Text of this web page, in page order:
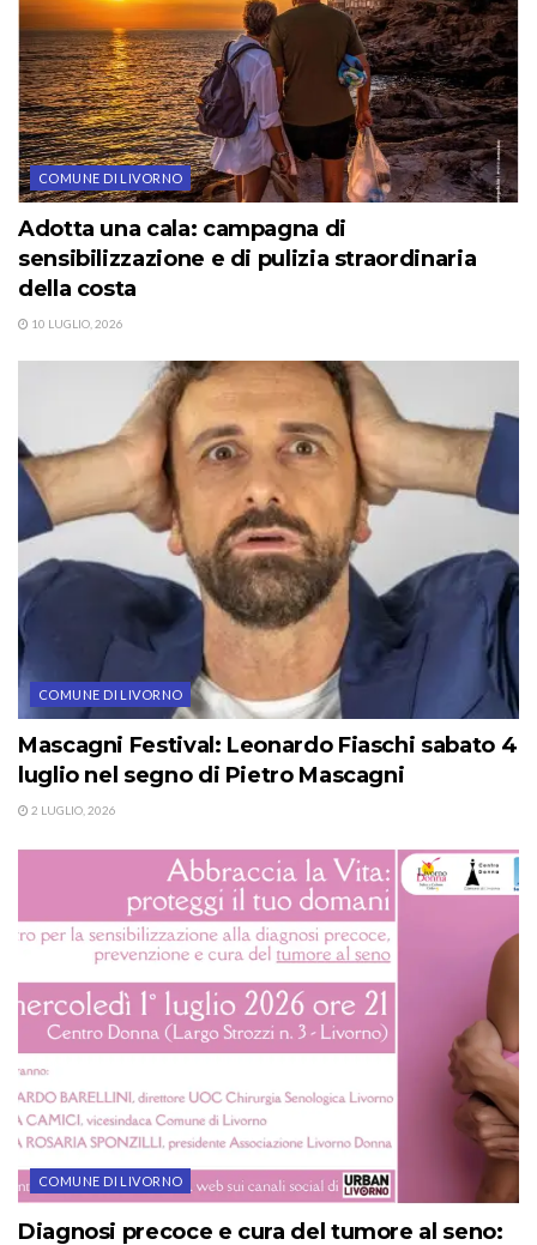
COMUNE DI LIVORNO
Adotta una cala: campagna di
sensibilizzazione e di pulizia straordinaria
della costa
10 LUGLIO, 2026
COMUNE DI LIVORNO
Mascagni Festival: Leonardo Fiaschi sabato 4
luglio nel segno di Pietro Mascagni
2 LUGLIO, 2026
COMUNE DI LIVORNO
Diagnosi precoce e cura del tumore al seno: